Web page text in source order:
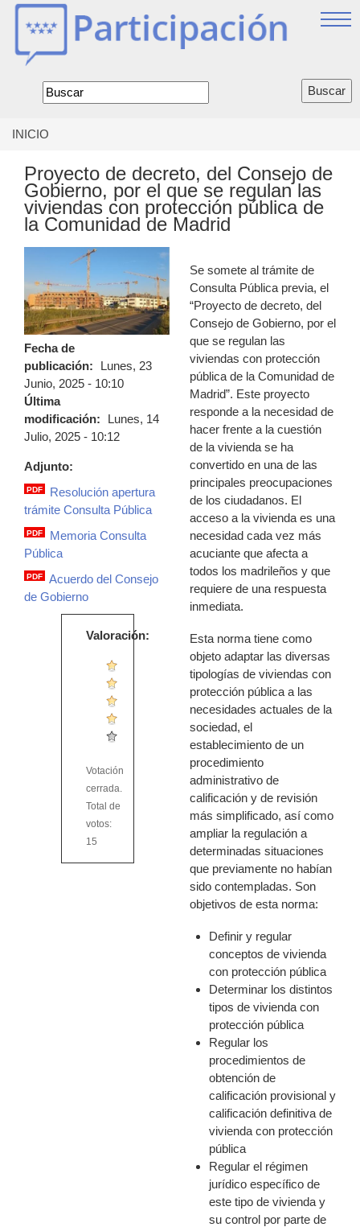
Jump
Formulario
de
encuentra
usted
aquí
INICIO
Proyecto de decreto, del Consejo de
Gobierno, por el que se regulan las
viviendas con protección pública de
la Comunidad de Madrid
Fecha de
publicación:
Lunes, 23
Junio, 2025 - 10:10
Última
modificación:
Lunes, 14
Julio, 2025 - 10:12
Adjunto:
resolucion_dg_pdf.pdf
PDF
Resolución apertura
trámite Consulta Pública
PDF
Memoria Consulta
Pública
PDF
Acuerdo del Consejo
de Gobierno
Valoración:
Votación
cerrada.
Total de
votos:
15
Se somete al trámite de
Consulta Pública previa, el
“Proyecto de decreto, del
Consejo de Gobierno, por el
que se regulan las
viviendas con protección
pública de la Comunidad de
Madrid”. Este proyecto
responde a la necesidad de
hacer frente a la cuestión
de la vivienda se ha
convertido en una de las
principales preocupaciones
de los ciudadanos. El
acceso a la vivienda es una
necesidad cada vez más
acuciante que afecta a
todos los madrileños y que
requiere de una respuesta
inmediata.
Esta norma tiene como
objeto adaptar las diversas
tipologías de viviendas con
protección pública a las
necesidades actuales de la
sociedad, el
establecimiento de un
procedimiento
administrativo de
calificación y de revisión
más simplificado, así como
ampliar la regulación a
determinadas situaciones
que previamente no habían
sido contempladas. Son
objetivos de esta norma:
Definir y regular
conceptos de vivienda
con protección pública
Determinar los distintos
tipos de vivienda con
protección pública
Regular los
procedimientos de
obtención de
calificación provisional y
calificación definitiva de
vivienda con protección
pública
Regular el régimen
jurídico específico de
este tipo de vivienda y
su control por parte de